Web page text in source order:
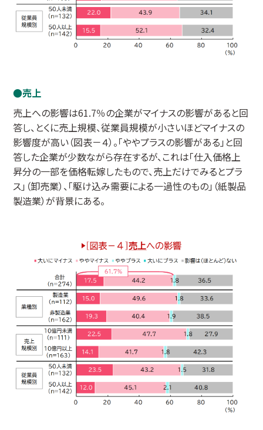
売上
売上への影響は61.7％の企業がマイナスの影響があると回
答し、とくに売上規模、従業員規模が小さいほどマイナスの
影響度が高い（図表－４）。「ややプラスの影響がある」と回
答した企業が少数ながら存在するが、これは「仕入価格上
昇分の一部を価格転嫁したもので、売上だけでみるとプラ
ス」（卸売業）、「駆け込み需要による一過性のもの」（紙製品
製造業）が背景にある。